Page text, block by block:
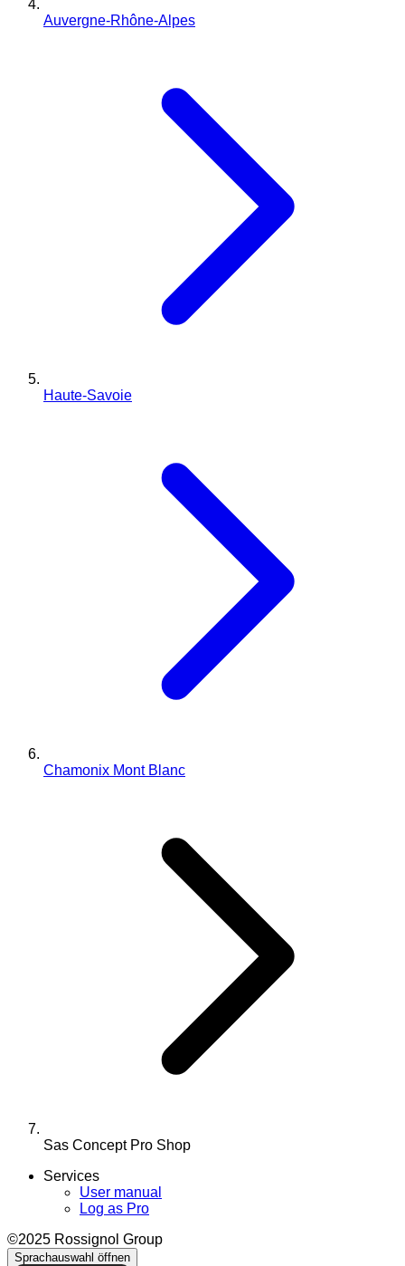
Auvergne-Rhône-Alpes
Haute-Savoie
Chamonix Mont Blanc
Sas Concept Pro Shop
Services
User manual
Log as Pro
©2025 Rossignol Group
Sprachauswahl öffnen